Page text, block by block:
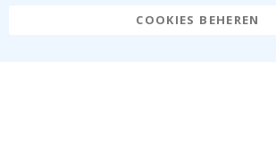
COOKIES BEHEREN